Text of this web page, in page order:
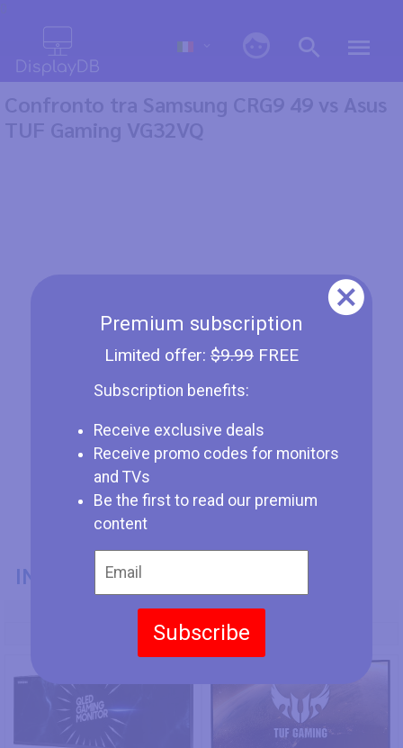
Premium subscription
Limited offer: $9.99FREE
Subscription benefits:
Receive exclusive deals
Receive promo codes for monitors
and TVs
Be the first to read our premium
content
Subscribe
Confronto tra Samsung CRG9 49 vs Asus
TUF Gaming VG32VQ
INFORMAZIONI GENERALI
Codice Modello
Asus TUF Gaming VG32VQ